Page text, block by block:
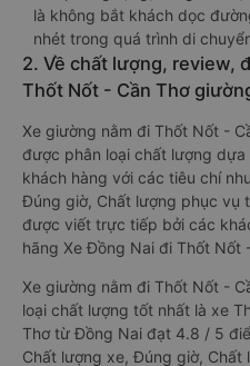
là không bắt khách dọc
nhét trong quá trình di
2. Về chất lượng, review,
Thốt Nốt - Cần Thơ
Xe giường nằm đi Thốt Nốt -
được phân loại chất lượng
khách hàng với các tiêu chí
Đúng giờ, Chất lượng phục vụ
được viết trực tiếp bởi các
hãng Xe Đồng Nai đi Thốt Nốt
Xe giường nằm đi Thốt Nốt -
loại chất lượng tốt nhất là xe
Thơ từ Đồng Nai đạt 4.8 / 5
Chất lượng xe, Đúng giờ, Chất